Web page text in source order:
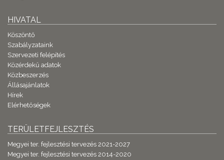
HIVATAL
Köszöntő
Szabályzataink
Szervezeti felépítés
Közérdekű adatok
Közbeszerzés
Állásajánlatok
Hírek
Elérhetőségek
TERÜLETFEJLESZTÉS
Megyei ter. fejlesztési tervezés 2021-2027
Megyei ter. fejlesztési tervezés 2014-2020